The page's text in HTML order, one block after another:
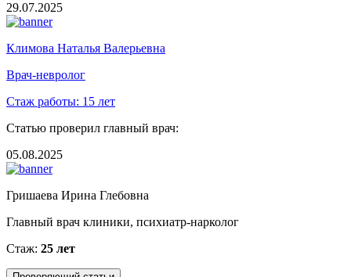
29.07.2025
Климова Наталья Валерьевна
Врач-невролог
Стаж работы: 15 лет
Статью проверил главный врач:
05.08.2025
Гришаева Ирина Глебовна
Главный врач клиники, психиатр-нарколог
Стаж: 25 лет